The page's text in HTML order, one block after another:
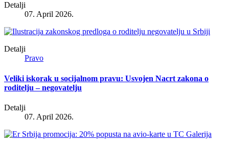
Detalji
07. April 2026.
Detalji
Pravo
Veliki iskorak u socijalnom pravu: Usvojen Nacrt zakona o
roditelju – negovatelju
Detalji
07. April 2026.